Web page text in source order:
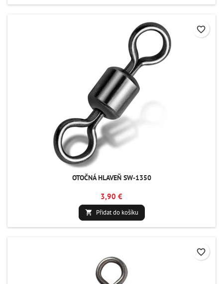
OTOČNÁ HLAVEŇ SW-1350
3,90 €
 Přidat do košíku
favorite_border
favorite_border